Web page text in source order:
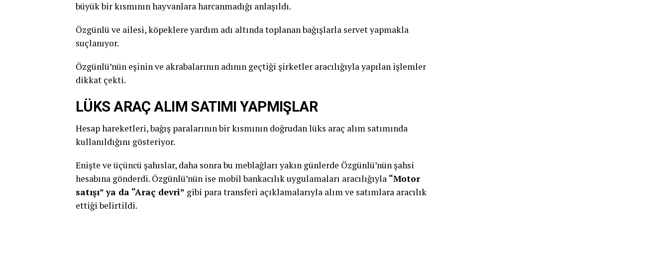
büyük bir kısmının hayvanlara harcanmadığı anlaşıldı.
Özgünlü ve ailesi, köpeklere yardım adı altında toplanan bağışlarla servet yapmakla
suçlanıyor.
Özgünlü’nün eşinin ve akrabalarının adının geçtiği şirketler aracılığıyla yapılan işlemler
dikkat çekti.
LÜKS ARAÇ ALIM SATIMI YAPMIŞLAR
Hesap hareketleri, bağış paralarının bir kısmının doğrudan lüks araç alım satımında
kullanıldığını gösteriyor.
Enişte ve üçüncü şahıslar, daha sonra bu meblağları yakın günlerde Özgünlü’nün şahsi
hesabına gönderdi. Özgünlü’nün ise mobil bankacılık uygulamaları aracılığıyla “Motor
satışı” ya da “Araç devri” gibi para transferi açıklamalarıyla alım ve satımlara aracılık
ettiği belirtildi.